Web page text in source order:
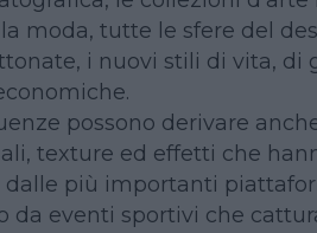
moda, tutte le sfere del
i nuovi stili di vita, di
possono derivare
texture ed effetti che
dalle più importanti
da eventi sportivi che